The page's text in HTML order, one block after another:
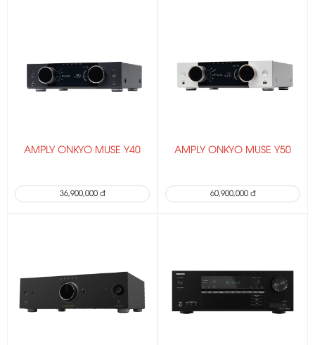
AMPLY ONKYO MUSE Y40
36,900,000 đ
AMPLY ONKYO MUSE Y50
60,900,000 đ